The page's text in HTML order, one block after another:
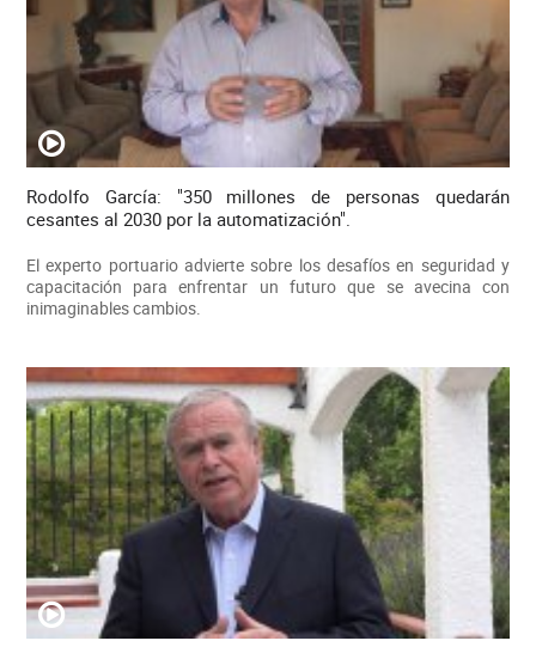
Rodolfo García: "350 millones de personas quedarán
cesantes al 2030 por la automatización".
El experto portuario advierte sobre los desafíos en seguridad y
capacitación para enfrentar un futuro que se avecina con
inimaginables cambios.